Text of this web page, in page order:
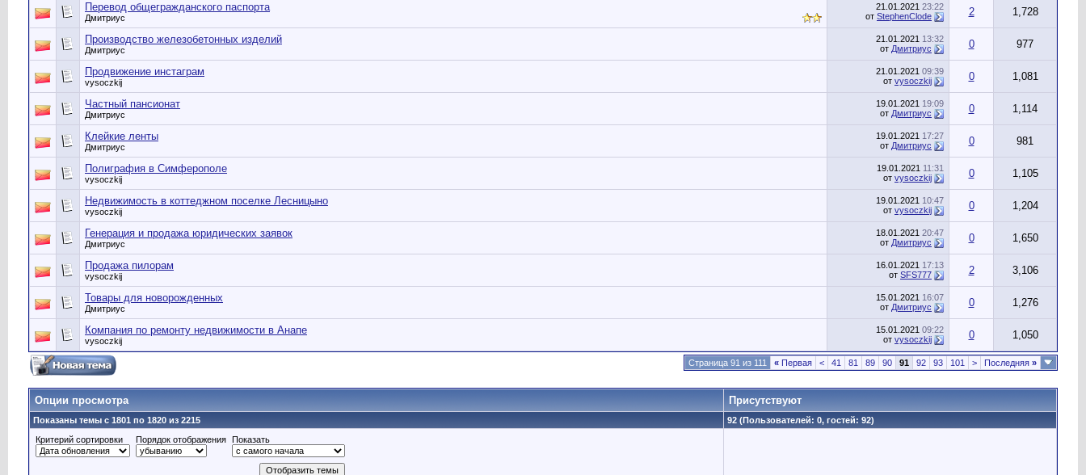
Перевод общегражданского паспорта
Дмитриус
21.01.2021 23:22
от StephenClode 2 1,728
Производство железобетонных изделий
Дмитриус
21.01.2021 13:32
от Дмитриус 0 977
Продвижение инстаграм
vysoczkij
21.01.2021 09:39
от vysoczkij 0 1,081
Частный пансионат
Дмитриус
19.01.2021 19:09
от Дмитриус 0 1,114
Клейкие ленты
Дмитриус
19.01.2021 17:27
от Дмитриус 0 981
Полиграфия в Симферополе
vysoczkij
19.01.2021 11:31
от vysoczkij 0 1,105
Недвижимость в коттеджном поселке Лесницыно
vysoczkij
19.01.2021 10:47
от vysoczkij 0 1,204
Генерация и продажа юридических заявок
Дмитриус
18.01.2021 20:47
от Дмитриус 0 1,650
Продажа пилорам
vysoczkij
16.01.2021 17:13
от SFS777 2 3,106
Товары для новорожденных
Дмитриус
15.01.2021 16:07
от Дмитриус 0 1,276
Компания по ремонту недвижимости в Анапе
vysoczkij
15.01.2021 09:22
от vysoczkij 0 1,050
Страница 91 из 111 « Первая < 41 81 89 90 91 92 93 101 > Последняя »
Опции просмотра Присутствуют
Показаны темы с 1801 по 1820 из 2215
92 (Пользователей: 0, гостей: 92)
Критерий сортировки
Порядок отображения Показать